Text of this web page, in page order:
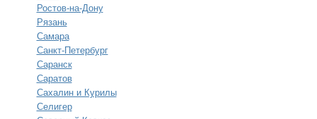
Ростов-на-Дону
Рязань
Самара
Санкт-Петербург
Саранск
Саратов
Сахалин и Курилы
Селигер